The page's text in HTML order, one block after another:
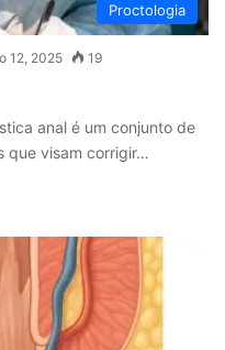
Proctologia
12, 2025 19
anal é um conjunto de
que visam corrigir…